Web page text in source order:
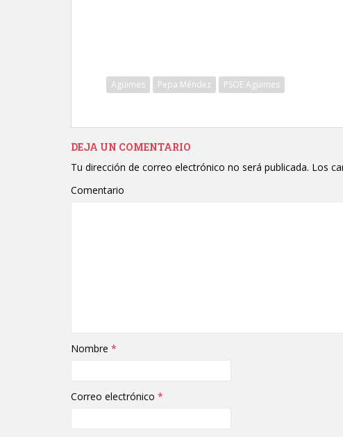
Agüimes Pepa Méndez PSOE Agüimes
DEJA UN COMENTARIO
Tu dirección de correo electrónico no será publicada. Los
Comentario
Nombre *
Correo electrónico *